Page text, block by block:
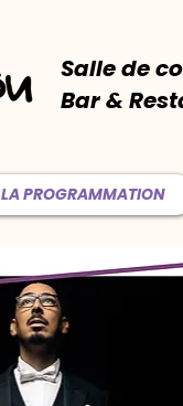
Salle de
Bar &
LA PROGRAMMATION